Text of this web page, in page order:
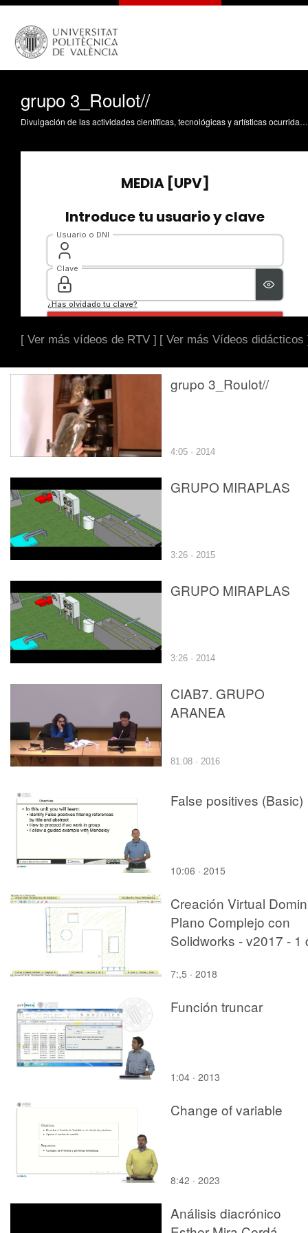
grupo 3_Roulot//
Divulgación de las actividades científicas, tecnológicas y artísticas ocurridas en los tres campus de la UPV
[ Ver más vídeos de RTV ] [ Ver más Vídeos didácticos
grupo 3_Roulot//
4:05 · 2014
GRUPO MIRAPLAS
3:26 · 2015
GRUPO MIRAPLAS
3:26 · 2014
CIAB7. GRUPO
ARANEA
81:08 · 2016
False positives (Basic)
10:06 · 2015
Creación Virtual
Plano Complejo con
Solidworks - v2017 - 1
7:,5 · 2018
Función truncar
1:04 · 2013
Change of variable
8:42 · 2023
Análisis diacrónico